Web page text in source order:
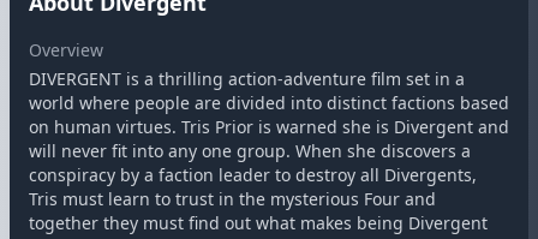
Overview
DIVERGENT is a thrilling action-adventure film set in a
world where people are divided into distinct factions based
on human virtues. Tris Prior is warned she is Divergent and
will never fit into any one group. When she discovers a
conspiracy by a faction leader to destroy all Divergents,
Tris must learn to trust in the mysterious Four and
together they must find out what makes being Divergent